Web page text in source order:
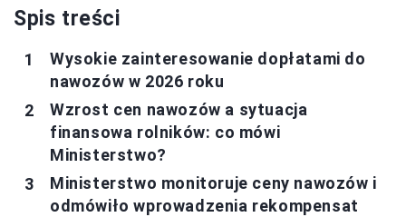
Spis treści
Wysokie zainteresowanie dopłatami do
nawozów w 2026 roku
Wzrost cen nawozów a sytuacja
finansowa rolników: co mówi
Ministerstwo?
Ministerstwo monitoruje ceny nawozów i
odmówiło wprowadzenia rekompensat